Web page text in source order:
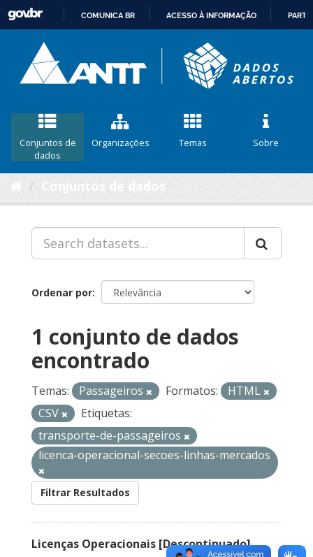
CONTEÚDO
COMUNICA BR ACESSO À INFORMAÇÃO
Conjuntos de
dados
Organizações Temas Sobre
Ordenar por
1 conjunto de dados
encontrado
Temas: Passageiros Formatos:
HTML
CSV
Etiquetas:
transporte-de-passageiros
licenca-operacional-secoes-linhas-mercados
Filtrar Resultados
Licenças Operacionais [Descontinuado]